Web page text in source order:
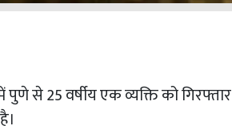
से 25 वर्षीय एक व्यक्ति को गिरफ्तार